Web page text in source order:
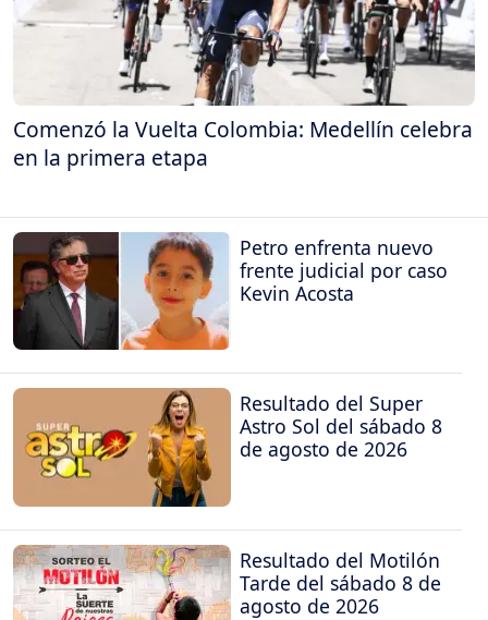
Comenzó la Vuelta Colombia: Medellín celebra
en la primera etapa
Petro enfrenta nuevo
frente judicial por caso
Kevin Acosta
Resultado del Super
Astro Sol del sábado 8
de agosto de 2026
Resultado del Motilón
Tarde del sábado 8 de
agosto de 2026